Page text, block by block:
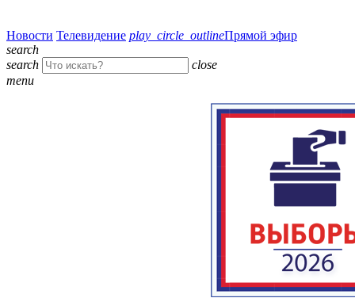
Новости Телевидение play_circle_outlineПрямой эфир
search
search
close
menu